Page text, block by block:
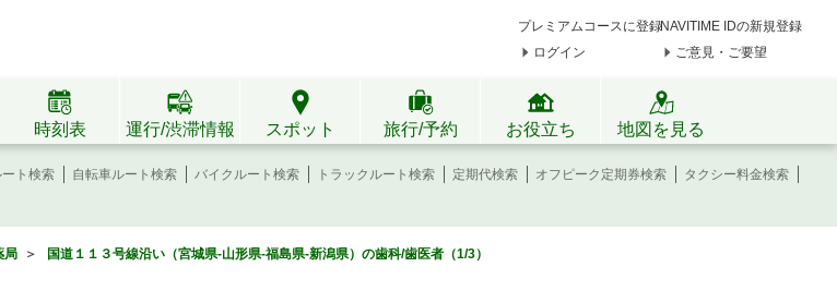
プレミアムコースに登録NAVITIME IDの新規登録
ログイン
ご意見・ご要望
時刻表 運行/渋滞情報 スポット 旅行/予約 お役立ち 地図を見る
ト検索 自転車ルート検索 バイクルート検索 トラックルート検索 定期代検索 オフピーク定期券検索
タクシー料金検索
局 ＞ 国道１１３号線沿い（宮城県-山形県-福島県-新潟県）の歯科/歯医者（1/3）